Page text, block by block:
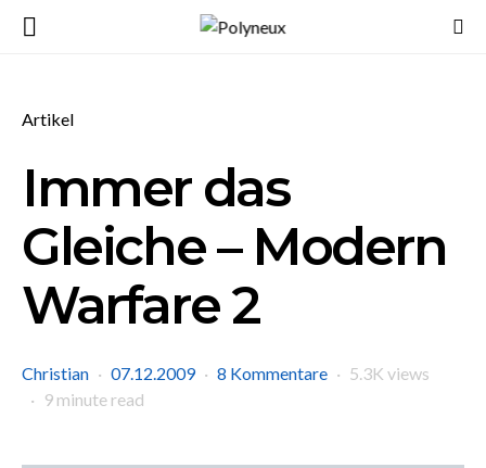
Artikel
Immer das
Gleiche – Modern
Warfare 2
Christian 07.12.2009 8 Kommentare
5.3K views
9 minute read